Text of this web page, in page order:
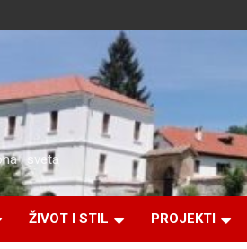
i sveta
ŽIVOT I STIL PROJEKTI